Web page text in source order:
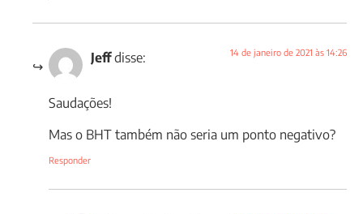
Jeffdisse: 14 de janeiro de 2021 às 14:26
Saudações!
Mas o BHT também não seria um ponto negativo?
Responder